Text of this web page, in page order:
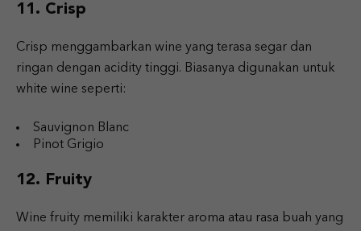
11. Crisp
Crisp menggambarkan wine yang terasa segar dan
ringan dengan acidity tinggi. Biasanya digunakan untuk
white wine seperti:
Sauvignon Blanc
Pinot Grigio
12. Fruity
Wine fruity memiliki karakter aroma atau rasa buah yang